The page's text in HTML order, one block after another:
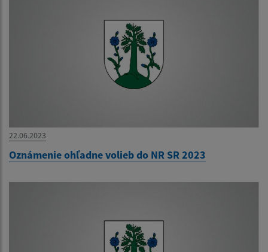
22.06.2023
Oznámenie ohľadne volieb do NR SR 2023